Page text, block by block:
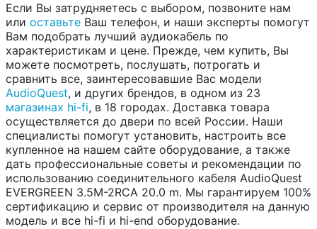
Если Вы затрудняетесь с выбором, позвоните нам
или оставьте Ваш телефон, и наши эксперты помогут
Вам подобрать лучший аудиокабель по
характеристикам и цене. Прежде, чем купить, Вы
можете посмотреть, послушать, потрогать и
сравнить все, заинтересовавшие Вас модели
AudioQuest, и других брендов, в одном из 23
магазинах hi-fi, в 18 городах. Доставка товара
осуществляется до двери по всей России. Наши
специалисты помогут установить, настроить все
купленное на нашем сайте оборудование, а также
дать профессиональные советы и рекомендации по
использованию соединительного кабеля AudioQuest
EVERGREEN 3.5M-2RCA 20.0 m. Мы гарантируем 100%
сертификацию и сервис от производителя на данную
модель и все hi-fi и hi-end оборудование.